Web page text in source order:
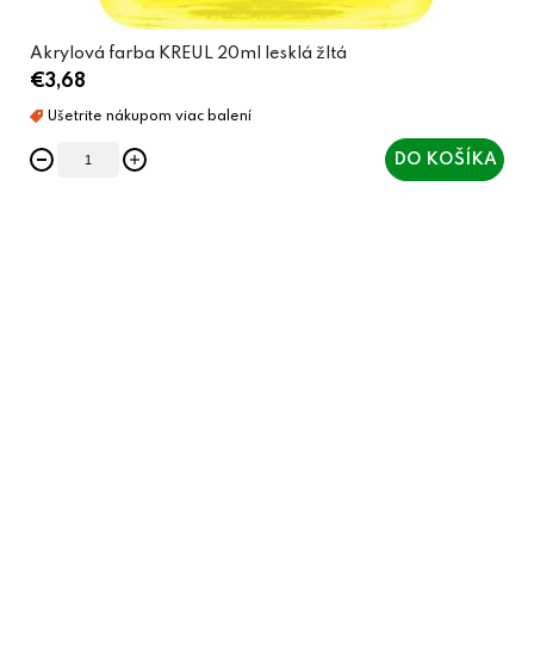
Akrylová farba KREUL 20ml lesklá žltá
€3,68
DO KOŠÍKA